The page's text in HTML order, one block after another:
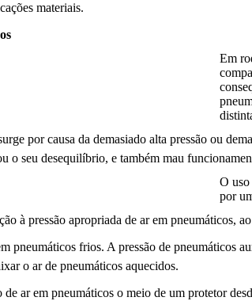
materiais.
Em
por causa da demasiado alta pressão ou
o seu desequilíbrio, e também mau
O uso
por
à pressão apropriada de ar em pneumáticos,
pneumáticos frios. A pressão de pneumáticos
o ar de pneumáticos aquecidos.
de ar em pneumáticos o meio de um protetor